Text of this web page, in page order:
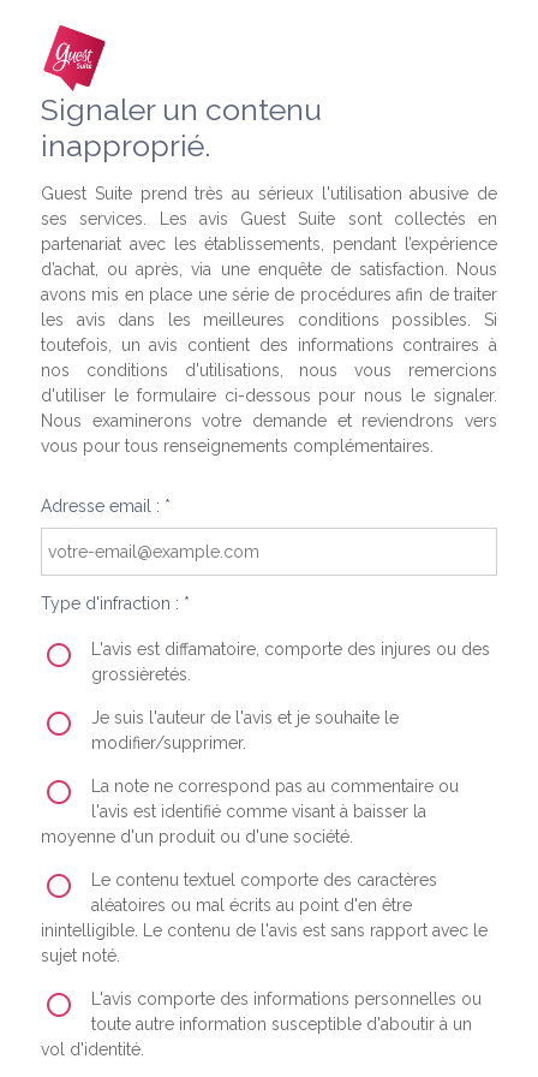
Signaler un contenu
inapproprié.
Guest Suite prend très au sérieux l'utilisation abusive de
ses services. Les avis Guest Suite sont collectés en
partenariat avec les établissements, pendant l’expérience
d’achat, ou après, via une enquête de satisfaction. Nous
avons mis en place une série de procédures afin de traiter
les avis dans les meilleures conditions possibles. Si
toutefois, un avis contient des informations contraires à
nos conditions d'utilisations, nous vous remercions
d'utiliser le formulaire ci-dessous pour nous le signaler.
Nous examinerons votre demande et reviendrons vers
vous pour tous renseignements complémentaires.
Adresse email : *
Type d'infraction : *
L'avis est diffamatoire, comporte des injures ou des
grossièretés.
Je suis l'auteur de l'avis et je souhaite le
modifier/supprimer.
La note ne correspond pas au commentaire ou
l'avis est identifié comme visant à baisser la
moyenne d'un produit ou d'une société.
Le contenu textuel comporte des caractères
aléatoires ou mal écrits au point d'en être
inintelligible. Le contenu de l'avis est sans rapport avec le
sujet noté.
L'avis comporte des informations personnelles ou
toute autre information susceptible d'aboutir à un
vol d'identité.